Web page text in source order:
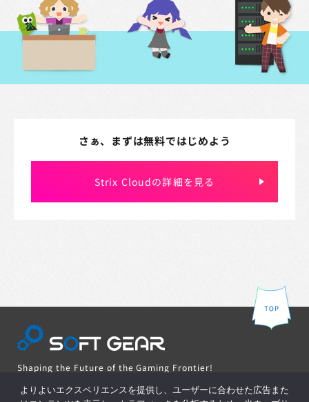
さぁ、まずは無料ではじめよう
Strix Cloudの詳細を見る
Shaping the Future of the Gaming Frontier!
よりよいエクスペリエンスを提供し、ユーザーに合わせた広告また